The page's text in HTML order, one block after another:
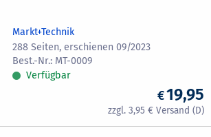
Markt+Technik
288 Seiten, erschienen 09/2023
MT-0009
Verfügbar
19,95
3,95